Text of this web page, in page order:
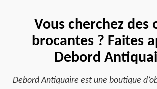
Vous cherchez des
brocantes ? Faites
Debord
Debord Antiquaire est une boutique